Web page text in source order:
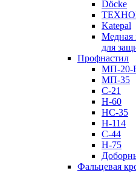
Döcke
Katepal
Медная
для
Профнастил
МП-20-
МП-35
С-21
Н-60
НС-35
Н-114
С-44
Н-75
Фальцевая